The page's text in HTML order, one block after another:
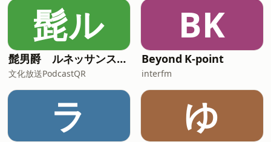
髭ル
髭男爵 ルネッサンスラジオ
文化放送PodcastQR
BK
Beyond K-point
interfm
ラ ゆ